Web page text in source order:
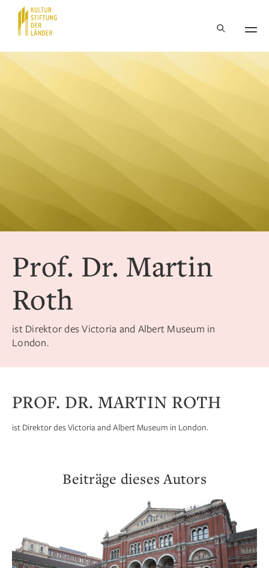
Hauptnavigation
Prof. Dr. Martin
Roth
ist Direktor des Victoria and Albert Museum in
London.
PROF. DR. MARTIN ROTH
ist Direktor des Victoria and Albert Museum in London.
Beiträge dieses Autors